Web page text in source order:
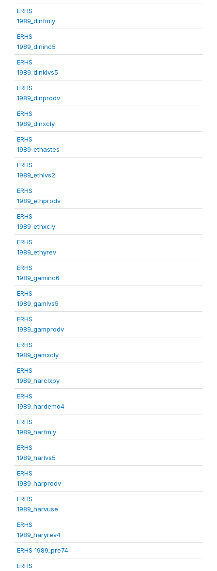
ERHS
1989_dinfmly
ERHS
1989_dininc5
ERHS
1989_dinklvs5
ERHS
1989_dinprodv
ERHS
1989_dinxcly
ERHS
1989_ethastes
ERHS
1989_ethlvs2
ERHS
1989_ethprodv
ERHS
1989_ethxcly
ERHS
1989_ethyrev
ERHS
1989_gaminc6
ERHS
1989_gamlvs5
ERHS
1989_gamprodv
ERHS
1989_gamxcly
ERHS
1989_harclxpy
ERHS
1989_hardemo4
ERHS
1989_harfmly
ERHS
1989_harlvs5
ERHS
1989_harprodv
ERHS
1989_harvuse
ERHS
1989_haryrev4
ERHS 1989_pre74
ERHS